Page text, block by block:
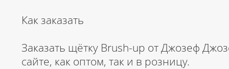
Как заказать
Заказать щётку Brush-up от Джозеф
сайте, как оптом, так и в розницу.